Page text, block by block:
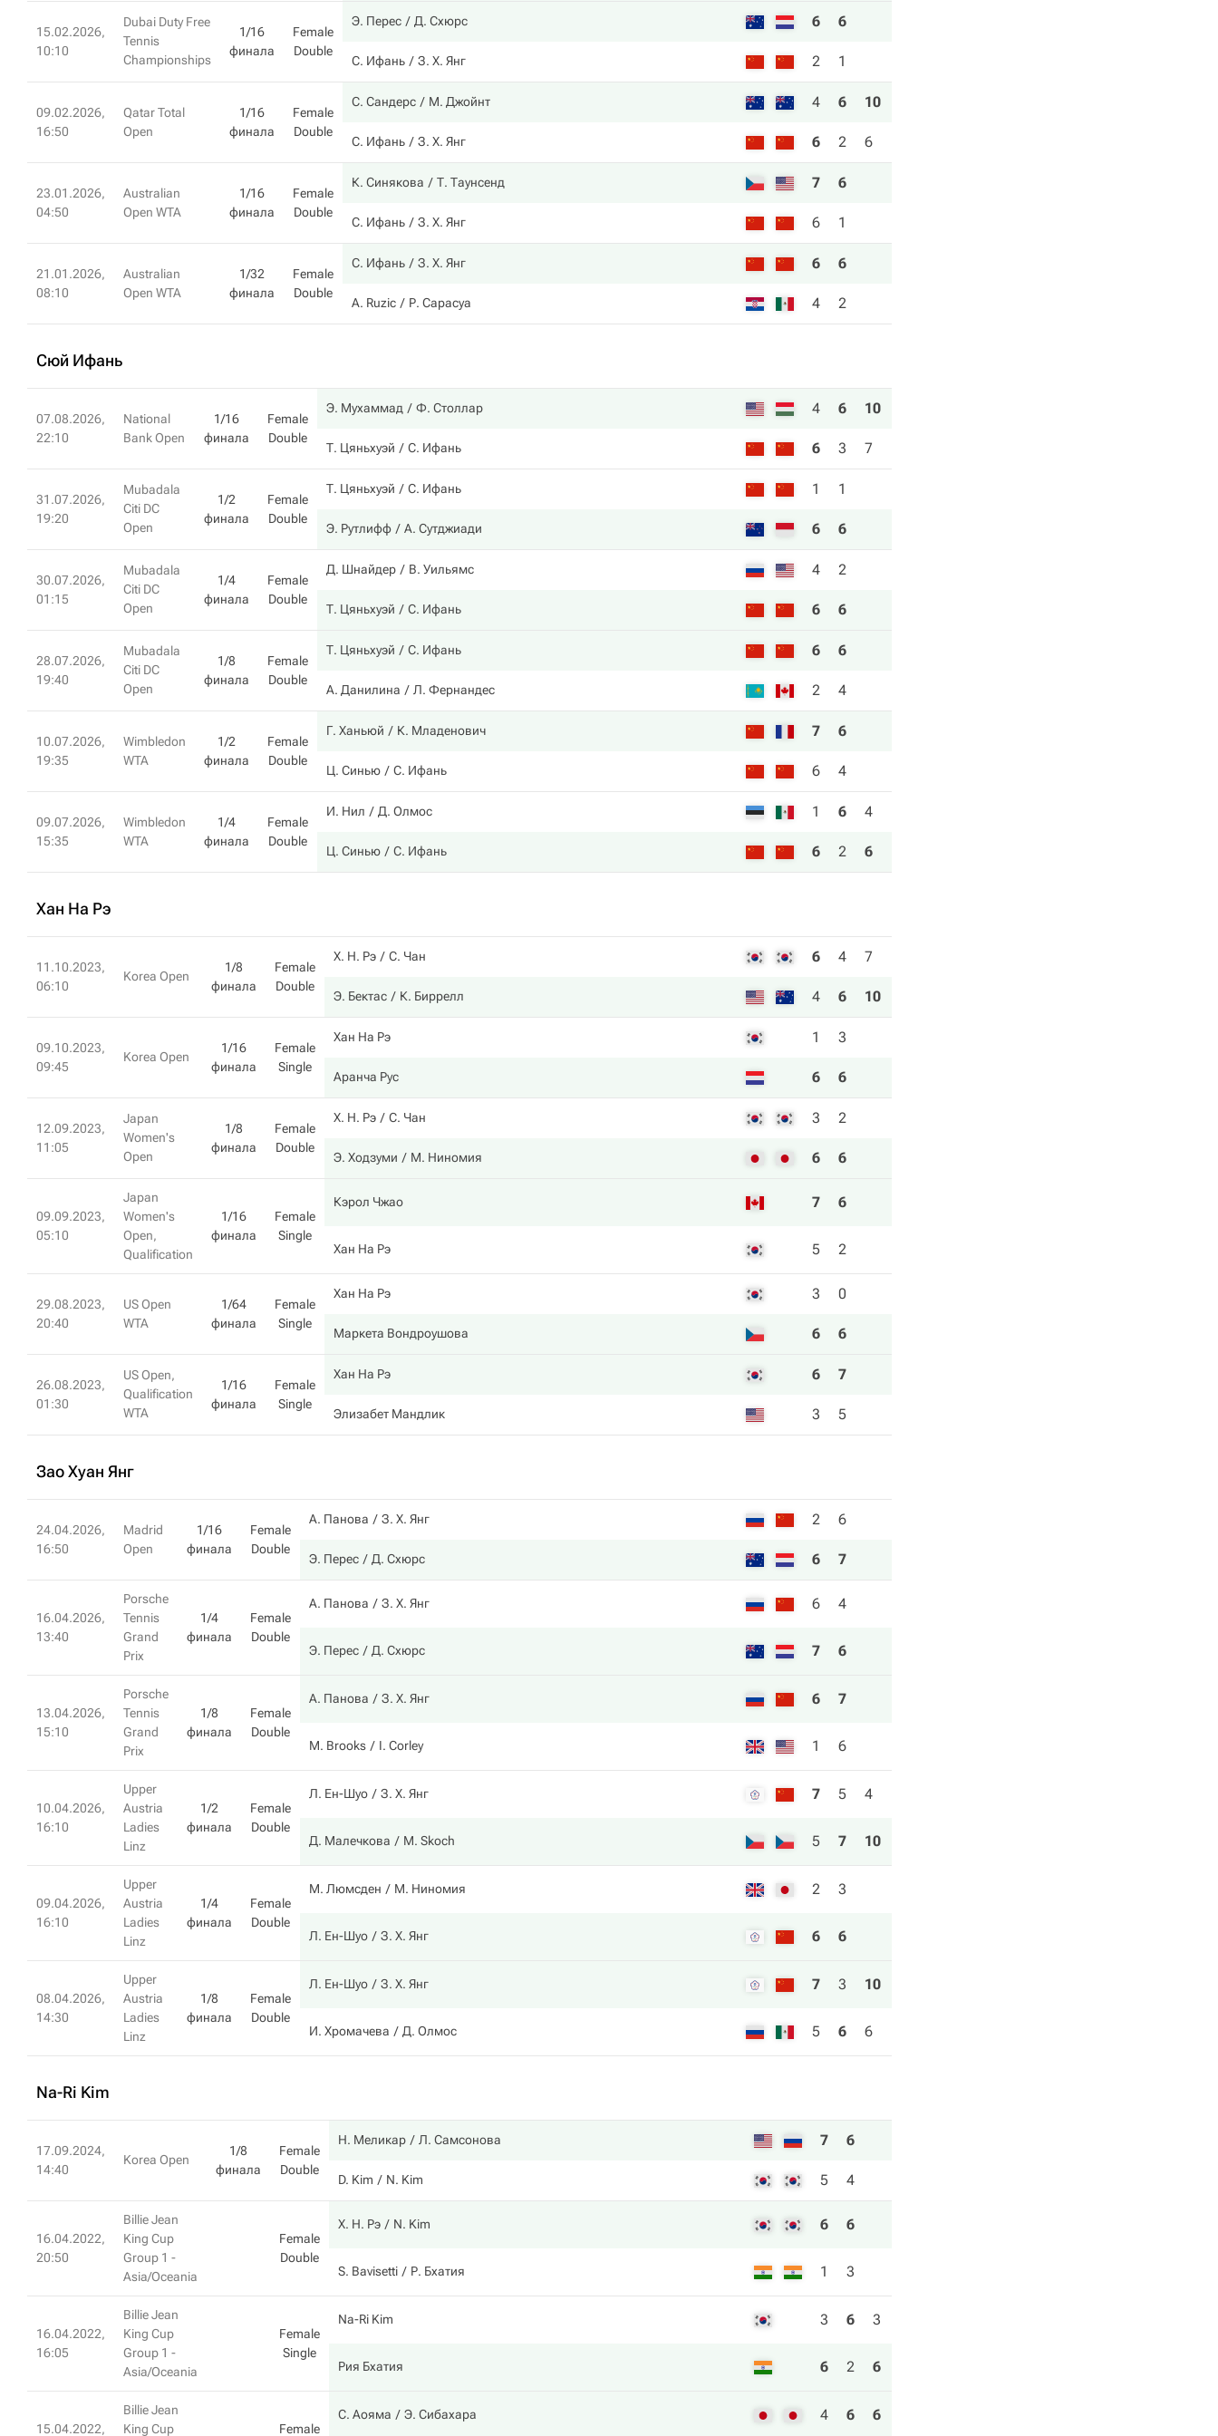
15.02.2026,
10:10
Dubai Duty Free
Tennis
Championships
1/16
финала
Female
Double
Э. Перес Д. Схюрс 6 6
С. Ифань З. Х. Янг 2 1
09.02.2026,
16:50
Qatar Total
Open
1/16
финала
Female
Double
С. Сандерс М. Джойнт 4 6 10
С. Ифань З. Х. Янг 6 2 6
23.01.2026,
04:50
Australian
Open WTA
1/16
финала
Female
Double
К. Синякова Т. Таунсенд 7 6
С. Ифань З. Х. Янг 6 1
21.01.2026,
08:10
Australian
Open WTA
1/32
финала
Female
Double
С. Ифань З. Х. Янг 6 6
A. Ruzic Р. Сарасуа 4 2
Сюй Ифань
07.08.2026,
22:10
National
Bank Open
1/16
финала
Female
Double
Э. Мухаммад Ф. Столлар 4 6 10
Т. Цяньхуэй С. Ифань 6 3 7
31.07.2026,
19:20
Mubadala
Citi DC
Open
1/2
финала
Female
Double
Т. Цяньхуэй С. Ифань 1 1
Э. Рутлифф А. Сутджиади 6 6
30.07.2026,
01:15
Mubadala
Citi DC
Open
1/4
финала
Female
Double
Д. Шнайдер В. Уильямс 4 2
Т. Цяньхуэй С. Ифань 6 6
28.07.2026,
19:40
Mubadala
Citi DC
Open
1/8
финала
Female
Double
Т. Цяньхуэй С. Ифань 6 6
А. Данилина Л. Фернандес 2 4
10.07.2026,
19:35
Wimbledon
WTA
1/2
финала
Female
Double
Г. Ханьюй К. Младенович 7 6
Ц. Синью С. Ифань 6 4
09.07.2026,
15:35
Wimbledon
WTA
1/4
финала
Female
Double
И. Нил Д. Олмос 1 6 4
Ц. Синью С. Ифань 6 2 6
Хан На Рэ
11.10.2023,
06:10
Korea Open
1/8
финала
Female
Double
Х. Н. Рэ С. Чан 6 4 7
Э. Бектас К. Биррелл 4 6 10
09.10.2023,
09:45
Korea Open
1/16
финала
Female
Single
Хан На Рэ 1 3
Аранча Рус 6 6
12.09.2023,
11:05
Japan
Women's
Open
1/8
финала
Female
Double
Х. Н. Рэ С. Чан 3 2
Э. Ходзуми М. Ниномия 6 6
09.09.2023,
05:10
Japan
Women's
Open,
Qualification
1/16
финала
Female
Single
Кэрол Чжао 7 6
Хан На Рэ 5 2
29.08.2023,
20:40
US Open
WTA
1/64
финала
Female
Single
Хан На Рэ 3 0
Маркета Вондроушова 6 6
26.08.2023,
01:30
US Open,
Qualification
WTA
1/16
финала
Female
Single
Хан На Рэ 6 7
Элизабет Мандлик 3 5
Зао Хуан Янг
24.04.2026,
16:50
Madrid
Open
1/16
финала
Female
Double
А. Панова З. Х. Янг 2 6
Э. Перес Д. Схюрс 6 7
16.04.2026,
13:40
Porsche
Tennis
Grand
Prix
1/4
финала
Female
Double
А. Панова З. Х. Янг 6 4
Э. Перес Д. Схюрс 7 6
13.04.2026,
15:10
Porsche
Tennis
Grand
Prix
1/8
финала
Female
Double
А. Панова З. Х. Янг 6 7
M. Brooks I. Corley 1 6
10.04.2026,
16:10
Upper
Austria
Ladies
Linz
1/2
финала
Female
Double
Л. Ен-Шуо З. Х. Янг 7 5 4
Д. Малечкова M. Skoch 5 7 10
09.04.2026,
16:10
Upper
Austria
Ladies
Linz
1/4
финала
Female
Double
М. Люмсден М. Ниномия 2 3
Л. Ен-Шуо З. Х. Янг 6 6
08.04.2026,
14:30
Upper
Austria
Ladies
Linz
1/8
финала
Female
Double
Л. Ен-Шуо З. Х. Янг 7 3 10
И. Хромачева Д. Олмос 5 6 6
Na-Ri Kim
17.09.2024,
14:40
Korea Open
1/8
финала
Female
Double
Н. Меликар Л. Самсонова 7 6
D. Kim N. Kim 5 4
16.04.2022,
20:50
Billie Jean
King Cup
Group 1 -
Asia/Oceania
Female
Double
Х. Н. Рэ N. Kim 6 6
S. Bavisetti Р. Бхатия 1 3
16.04.2022,
16:05
Billie Jean
King Cup
Group 1 -
Asia/Oceania
Female
Single
Na-Ri Kim 3 6 3
Рия Бхатия 6 2 6
15.04.2022,
Billie Jean
King Cup
Female
С. Аояма Э. Сибахара 4 6 6